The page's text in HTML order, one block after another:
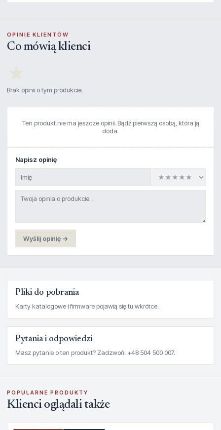
OPINIE KLIENTÓW
Co mówią klienci
Brak opinii o tym produkcie.
Ten produkt nie ma jeszcze opinii. Bądź pierwszą osobą, która ją
doda.
Napisz opinię
Wyślij opinię →
Pliki do pobrania
Karty katalogowe i firmware pojawią się tu wkrótce.
Pytania i odpowiedzi
Masz pytanie o ten produkt? Zadzwoń: +48 504 500 007.
POPULARNE PRODUKTY
Klienci oglądali także